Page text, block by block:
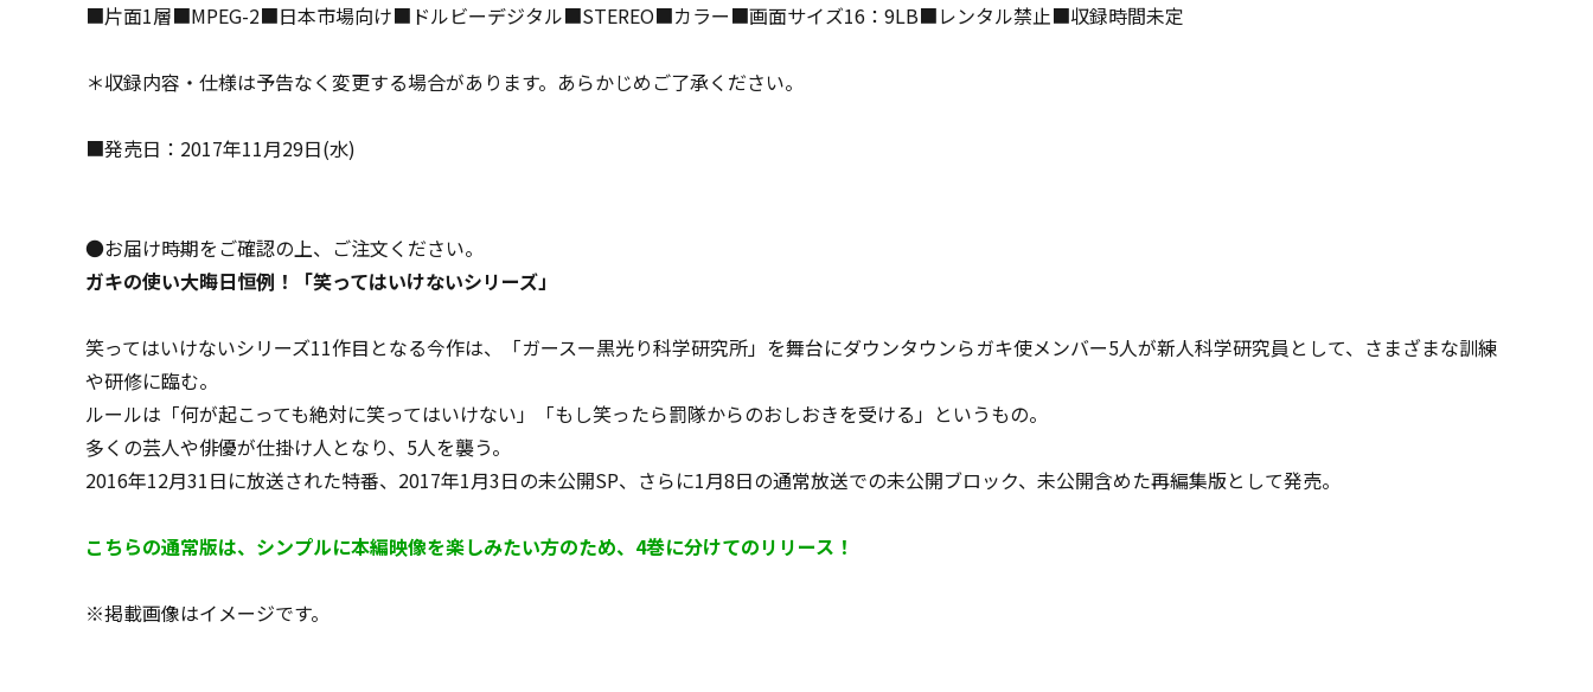
■片面1層■MPEG-2■日本市場向け■ドルビーデジタル■STEREO■カラー■画面サイズ16：9LB■レンタル禁止■収録時間未定
＊収録内容・仕様は予告なく変更する場合があります。あらかじめご了承ください。
■発売日：2017年11月29日(水)
●お届け時期をご確認の上、ご注文ください。
ガキの使い大晦日恒例！「笑ってはいけないシリーズ」
笑ってはいけないシリーズ11作目となる今作は、「ガースー黒光り科学研究所」を舞台にダウンタウンらガキ使メンバー5人が新人科学研究員として、さまざまな訓練
や研修に臨む。
ルールは「何が起こっても絶対に笑ってはいけない」「もし笑ったら罰隊からのおしおきを受ける」というもの。
多くの芸人や俳優が仕掛け人となり、5人を襲う。
2016年12月31日に放送された特番、2017年1月3日の未公開SP、さらに1月8日の通常放送での未公開ブロック、未公開含めた再編集版として発売。
こちらの通常版は、シンプルに本編映像を楽しみたい方のため、4巻に分けてのリリース！
※掲載画像はイメージです。